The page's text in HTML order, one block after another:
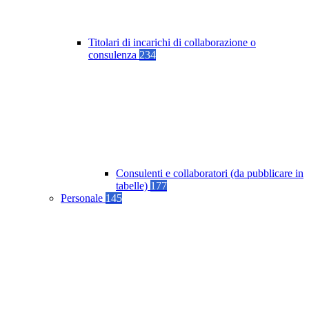
Titolari di incarichi di collaborazione o
consulenza 234
Consulenti e collaboratori (da pubblicare in
tabelle) 177
Personale 145